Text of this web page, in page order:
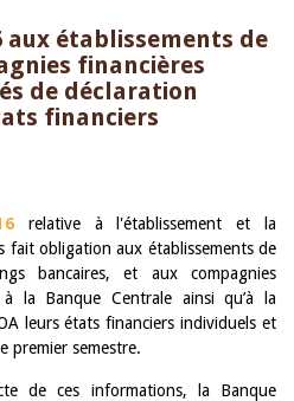
aux établissements de
financières
de déclaration
financiers
relative à l'établissement et la
fait obligation aux établissements de
bancaires, et aux compagnies
la Banque Centrale ainsi qu’à la
leurs états financiers individuels et
premier semestre.
de ces informations, la Banque